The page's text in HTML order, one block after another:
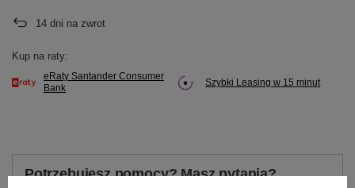
14 dni na zwrot
Kup na raty:
eRaty Santander Consumer
Bank
Szybki Leasing w 15 minut
Potrzebujesz pomocy? Masz pytania?